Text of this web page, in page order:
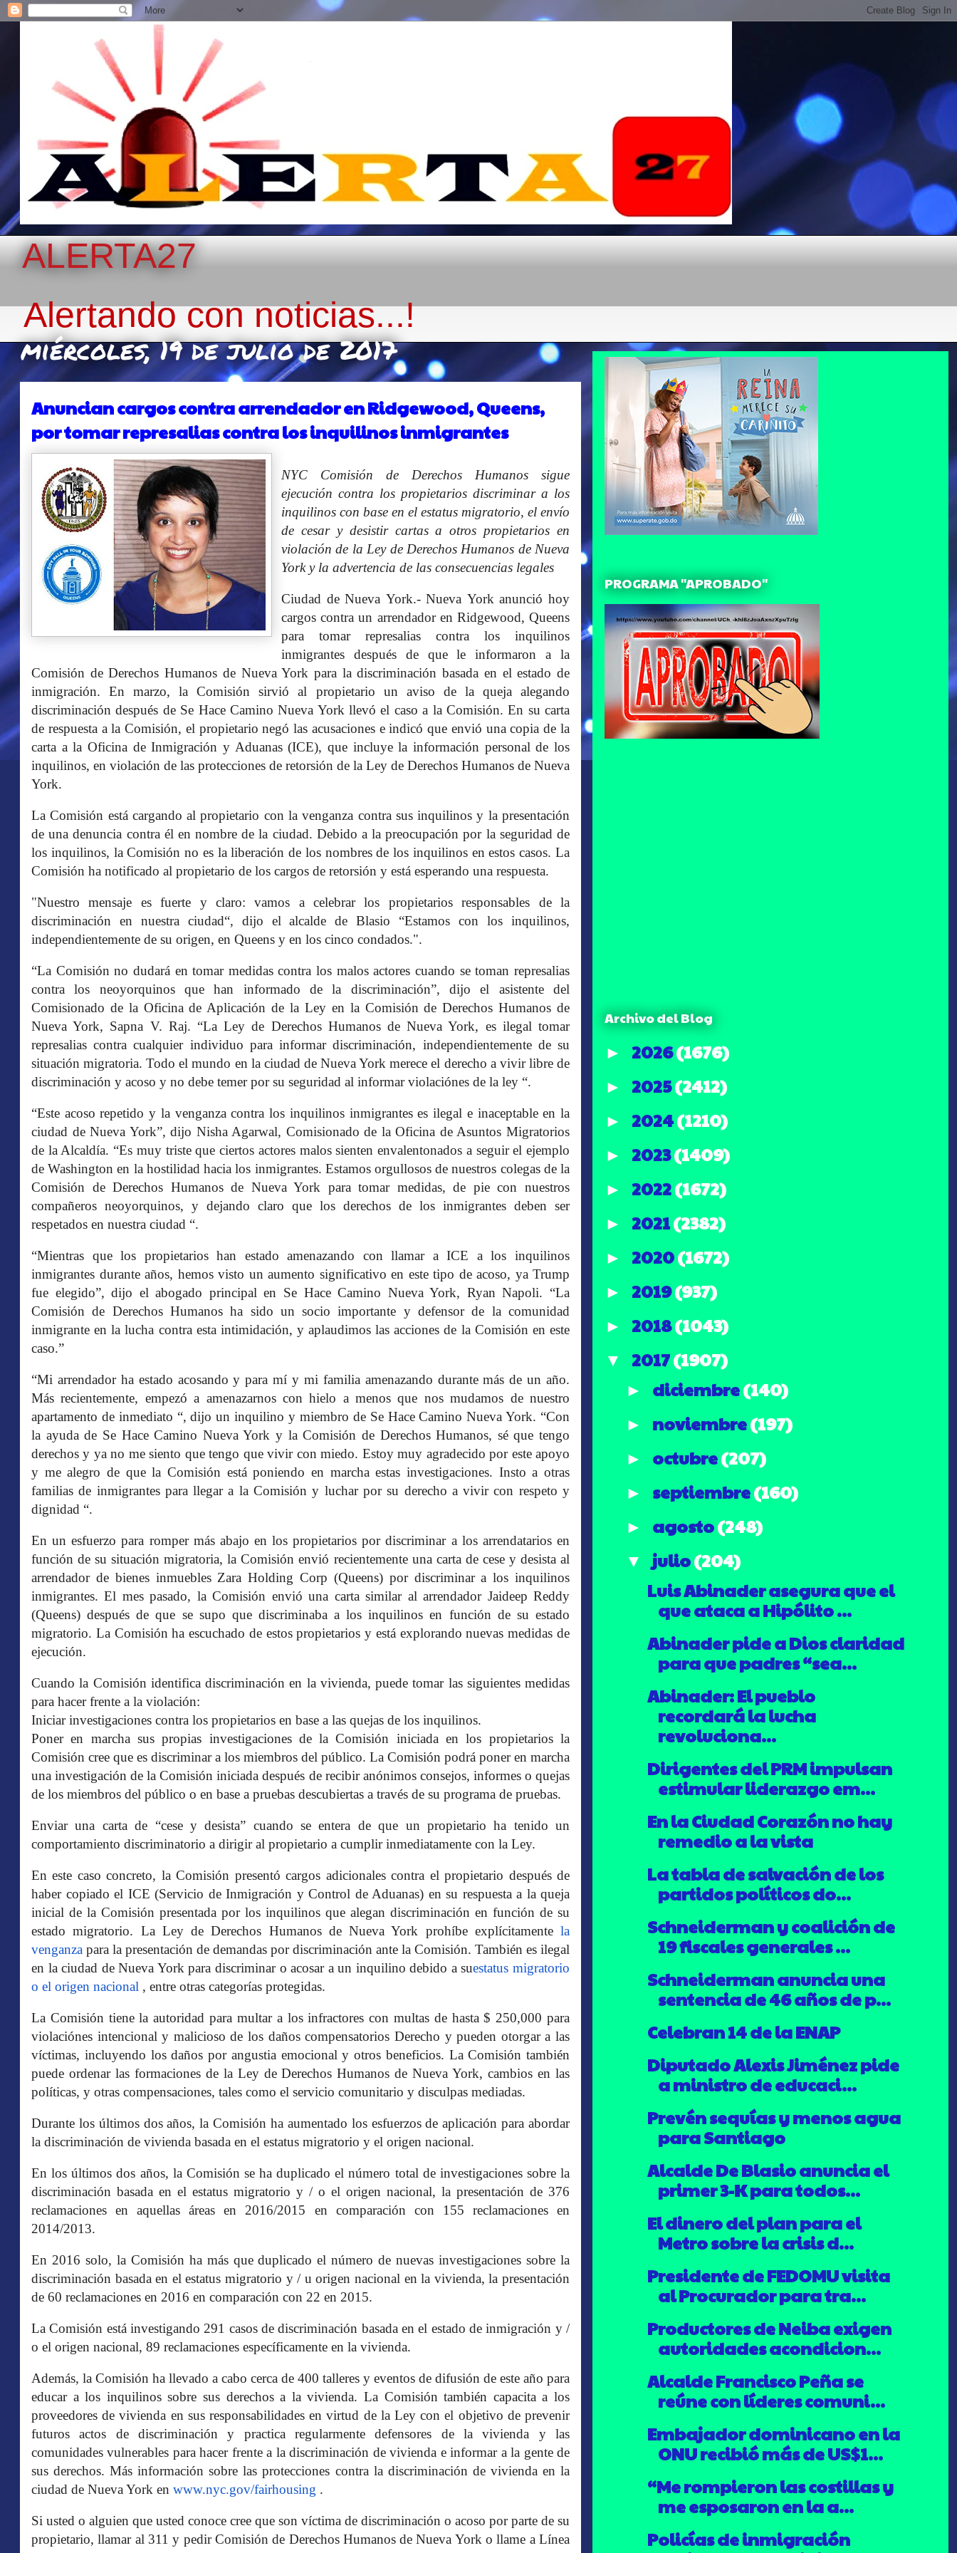
ALERTA27
Alertando con noticias...!
miércoles, 19 de julio de 2017
Anuncian cargos contra arrendador en Ridgewood, Queens,
por tomar represalias contra los inquilinos inmigrantes
NYC Comisión de Derechos Humanos sigue
ejecución contra los propietarios discriminar a los
inquilinos con base en el estatus migratorio, el envío
de cesar y desistir cartas a otros propietarios en
violación de la Ley de Derechos Humanos de Nueva
York y la advertencia de las consecuencias legales
Ciudad de Nueva York.- Nueva York anunció hoy
cargos contra un arrendador en Ridgewood, Queens
para tomar represalias contra los inquilinos
inmigrantes después de que le informaron a la
Comisión de Derechos Humanos de Nueva York para la discriminación basada en el estado de
inmigración. En marzo, la Comisión sirvió al propietario un aviso de la queja alegando
discriminación después de Se Hace Camino Nueva York llevó el caso a la Comisión. En su carta
de respuesta a la Comisión, el propietario negó las acusaciones e indicó que envió una copia de la
carta a la Oficina de Inmigración y Aduanas (ICE), que incluye la información personal de los
inquilinos, en violación de las protecciones de retorsión de la Ley de Derechos Humanos de Nueva
York.
La Comisión está cargando al propietario con la venganza contra sus inquilinos y la presentación
de una denuncia contra él en nombre de la ciudad. Debido a la preocupación por la seguridad de
los inquilinos, la Comisión no es la liberación de los nombres de los inquilinos en estos casos. La
Comisión ha notificado al propietario de los cargos de retorsión y está esperando una respuesta.
"Nuestro mensaje es fuerte y claro: vamos a celebrar los propietarios responsables de la
discriminación en nuestra ciudad“, dijo el alcalde de Blasio “Estamos con los inquilinos,
independientemente de su origen, en Queens y en los cinco condados.".
“La Comisión no dudará en tomar medidas contra los malos actores cuando se toman represalias
contra los neoyorquinos que han informado de la discriminación”, dijo el asistente del
Comisionado de la Oficina de Aplicación de la Ley en la Comisión de Derechos Humanos de
Nueva York, Sapna V. Raj. “La Ley de Derechos Humanos de Nueva York, es ilegal tomar
represalias contra cualquier individuo para informar discriminación, independientemente de su
situación migratoria. Todo el mundo en la ciudad de Nueva York merece el derecho a vivir libre de
discriminación y acoso y no debe temer por su seguridad al informar violaciónes de la ley “.
“Este acoso repetido y la venganza contra los inquilinos inmigrantes es ilegal e inaceptable en la
ciudad de Nueva York”, dijo Nisha Agarwal, Comisionado de la Oficina de Asuntos Migratorios
de la Alcaldía. “Es muy triste que ciertos actores malos sienten envalentonados a seguir el ejemplo
de Washington en la hostilidad hacia los inmigrantes. Estamos orgullosos de nuestros colegas de la
Comisión de Derechos Humanos de Nueva York para tomar medidas, de pie con nuestros
compañeros neoyorquinos, y dejando claro que los derechos de los inmigrantes deben ser
respetados en nuestra ciudad “.
“Mientras que los propietarios han estado amenazando con llamar a ICE a los inquilinos
inmigrantes durante años, hemos visto un aumento significativo en este tipo de acoso, ya Trump
fue elegido”, dijo el abogado principal en Se Hace Camino Nueva York, Ryan Napoli. “La
Comisión de Derechos Humanos ha sido un socio importante y defensor de la comunidad
inmigrante en la lucha contra esta intimidación, y aplaudimos las acciones de la Comisión en este
caso.”
“Mi arrendador ha estado acosando y para mí y mi familia amenazando durante más de un año.
Más recientemente, empezó a amenazarnos con hielo a menos que nos mudamos de nuestro
apartamento de inmediato “, dijo un inquilino y miembro de Se Hace Camino Nueva York. “Con
la ayuda de Se Hace Camino Nueva York y la Comisión de Derechos Humanos, sé que tengo
derechos y ya no me siento que tengo que vivir con miedo. Estoy muy agradecido por este apoyo
y me alegro de que la Comisión está poniendo en marcha estas investigaciones. Insto a otras
familias de inmigrantes para llegar a la Comisión y luchar por su derecho a vivir con respeto y
dignidad “.
En un esfuerzo para romper más abajo en los propietarios por discriminar a los arrendatarios en
función de su situación migratoria, la Comisión envió recientemente una carta de cese y desista al
arrendador de bienes inmuebles Zara Holding Corp (Queens) por discriminar a los inquilinos
inmigrantes. El mes pasado, la Comisión envió una carta similar al arrendador Jaideep Reddy
(Queens) después de que se supo que discriminaba a los inquilinos en función de su estado
migratorio. La Comisión ha escuchado de estos propietarios y está explorando nuevas medidas de
ejecución.
Cuando la Comisión identifica discriminación en la vivienda, puede tomar las siguientes medidas
para hacer frente a la violación:
Iniciar investigaciones contra los propietarios en base a las quejas de los inquilinos.
Poner en marcha sus propias investigaciones de la Comisión iniciada en los propietarios la
Comisión cree que es discriminar a los miembros del público. La Comisión podrá poner en marcha
una investigación de la Comisión iniciada después de recibir anónimos consejos, informes o quejas
de los miembros del público o en base a pruebas descubiertas a través de su programa de pruebas.
Enviar una carta de “cese y desista” cuando se entera de que un propietario ha tenido un
comportamiento discriminatorio a dirigir al propietario a cumplir inmediatamente con la Ley.
En este caso concreto, la Comisión presentó cargos adicionales contra el propietario después de
haber copiado el ICE (Servicio de Inmigración y Control de Aduanas) en su respuesta a la queja
inicial de la Comisión presentada por los inquilinos que alegan discriminación en función de su
estado migratorio. La Ley de Derechos Humanos de Nueva York prohíbe explícitamente la
venganza para la presentación de demandas por discriminación ante la Comisión. También es ilegal
en la ciudad de Nueva York para discriminar o acosar a un inquilino debido a suestatus migratorio
o el origen nacional , entre otras categorías protegidas.
La Comisión tiene la autoridad para multar a los infractores con multas de hasta $ 250,000 para
violaciónes intencional y malicioso de los daños compensatorios Derecho y pueden otorgar a las
víctimas, incluyendo los daños por angustia emocional y otros beneficios. La Comisión también
puede ordenar las formaciones de la Ley de Derechos Humanos de Nueva York, cambios en las
políticas, y otras compensaciones, tales como el servicio comunitario y disculpas mediadas.
Durante los últimos dos años, la Comisión ha aumentado los esfuerzos de aplicación para abordar
la discriminación de vivienda basada en el estatus migratorio y el origen nacional.
En los últimos dos años, la Comisión se ha duplicado el número total de investigaciones sobre la
discriminación basada en el estatus migratorio y / o el origen nacional, la presentación de 376
reclamaciones en aquellas áreas en 2016/2015 en comparación con 155 reclamaciones en
2014/2013.
En 2016 solo, la Comisión ha más que duplicado el número de nuevas investigaciones sobre la
discriminación basada en el estatus migratorio y / u origen nacional en la vivienda, la presentación
de 60 reclamaciones en 2016 en comparación con 22 en 2015.
La Comisión está investigando 291 casos de discriminación basada en el estado de inmigración y /
o el origen nacional, 89 reclamaciones específicamente en la vivienda.
Además, la Comisión ha llevado a cabo cerca de 400 talleres y eventos de difusión de este año para
educar a los inquilinos sobre sus derechos a la vivienda. La Comisión también capacita a los
proveedores de vivienda en sus responsabilidades en virtud de la Ley con el objetivo de prevenir
futuros actos de discriminación y practica regularmente defensores de la vivienda y las
comunidades vulnerables para hacer frente a la discriminación de vivienda e informar a la gente de
sus derechos. Más información sobre las protecciones contra la discriminación de vivienda en la
ciudad de Nueva York en www.nyc.gov/fairhousing .
Si usted o alguien que usted conoce cree que son víctima de discriminación o acoso por parte de su
propietario, llamar al 311 y pedir Comisión de Derechos Humanos de Nueva York o llame a Línea
PROGRAMA "APROBADO"
Archivo del Blog
► 2026(1676)
► 2025(2412)
► 2024(1210)
► 2023(1409)
► 2022(1672)
► 2021(2382)
► 2020(1672)
► 2019(937)
► 2018(1043)
▼ 2017(1907)
► diciembre(140)
► noviembre(197)
► octubre(207)
► septiembre(160)
► agosto(248)
▼ julio(204)
Luis Abinader asegura que el
que ataca a Hipólito ...
Abinader pide a Dios claridad
para que padres “sea...
Abinader: El pueblo
recordará la lucha
revoluciona...
Dirigentes del PRM impulsan
estimular liderazgo em...
En la Ciudad Corazón no hay
remedio a la vista
La tabla de salvación de los
partidos políticos do...
Schneiderman y coalición de
19 fiscales generales ...
Schneiderman anuncia una
sentencia de 46 años de p...
Celebran 14 de la ENAP
Diputado Alexis Jiménez pide
a ministro de educaci...
Prevén sequías y menos agua
para Santiago
Alcalde De Blasio anuncia el
primer 3-K para todos...
El dinero del plan para el
Metro sobre la crisis d...
Presidente de FEDOMU visita
al Procurador para tra...
Productores de Neiba exigen
autoridades acondicion...
Alcalde Francisco Peña se
reúne con líderes comuni...
Embajador dominicano en la
ONU recibió más de US$1...
“Me rompieron las costillas y
me esposaron en la a...
Policías de inmigración